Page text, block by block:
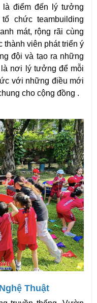
là điểm đến lý tưởng
chức teambuilding
mát, rộng rãi cùng
thành viên phát triển ý
đội và tạo ra những
nơi lý tưởng để mỗi
với những điều mới
cho cộng đồng .
Thuật